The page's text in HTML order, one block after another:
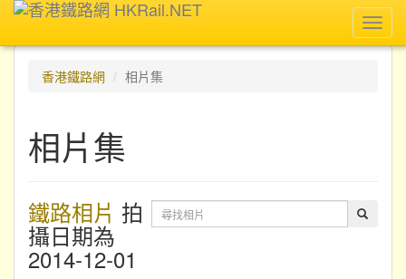
香港鐵路網
相片集
相片集
鐵路相片 拍
攝日期為
2014-12-01